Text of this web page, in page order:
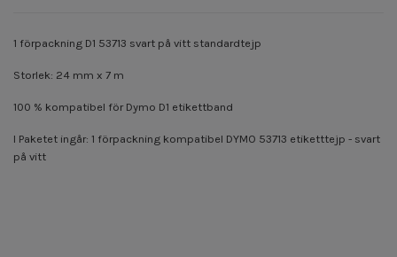
1 förpackning D1 53713 svart på vitt standardtejp
Storlek: 24 mm x 7 m
100 % kompatibel för Dymo D1 etikettband
I Paketet ingår: 1 förpackning kompatibel DYMO 53713 etiketttejp - svart
på vitt